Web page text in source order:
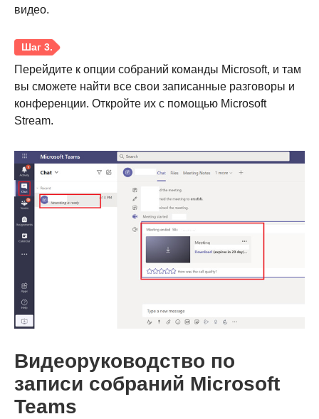
Шаг 5.
видео.
Перейдите к опции собраний команды Microsoft, и там
вы сможете найти все свои записанные разговоры и
конференции. Откройте их с помощью Microsoft
Stream.
Видеоруководство по
записи собраний Microsoft
Teams